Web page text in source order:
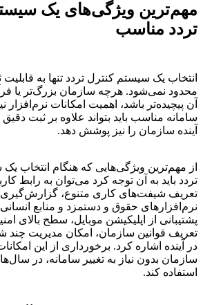
مهم‌ترین ویژگی‌های یک
تردد مناسب
انتخاب یک سیستم کنترل تردد تنها به
محدود نمی‌شود. هرچه سازمان بزرگ‌تر یا
آن پیچیده‌تر باشد، اهمیت امکانات
سامانه مناسب باید بتواند علاوه بر ثبت
آینده سازمان را نیز پوشش دهد.
از مهم‌ترین ویژگی‌هایی که هنگام انتخاب یک
تردد باید به آن توجه کرد می‌توان به رابط
تعریف شیفت‌های کاری متنوع، گزارش‌گیری
نرم‌افزارهای حقوق و دستمزد و منابع
پشتیبانی از اپلیکیشن موبایل، سطح بالای
تعریف قوانین سازمان، امکان مدیریت چند
در آینده اشاره کرد. برخورداری از این
سازمان بدون نیاز به تغییر سامانه، در
استفاده کند.